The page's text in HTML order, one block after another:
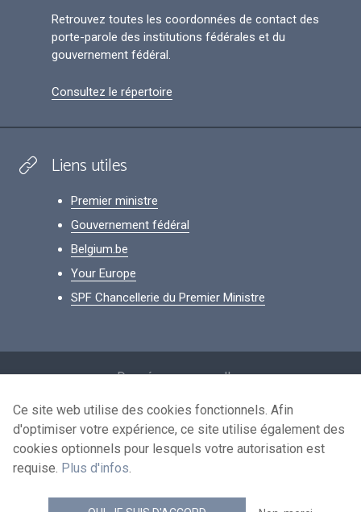
Retrouvez toutes les coordonnées de contact des
porte-parole des institutions fédérales et du
gouvernement fédéral.
Consultez le répertoire
Liens utiles
Premier ministre
Gouvernement fédéral
Belgium.be
Your Europe
SPF Chancellerie du Premier Ministre
Données personnelles
Conditions de réutilisation
Contactez-nous
news.belgium flux RSS
Ce site web utilise des cookies fonctionnels. Afin
d'optimiser votre expérience, ce site utilise également des
cookies optionnels pour lesquels votre autorisation est
requise. Plus d'infos.